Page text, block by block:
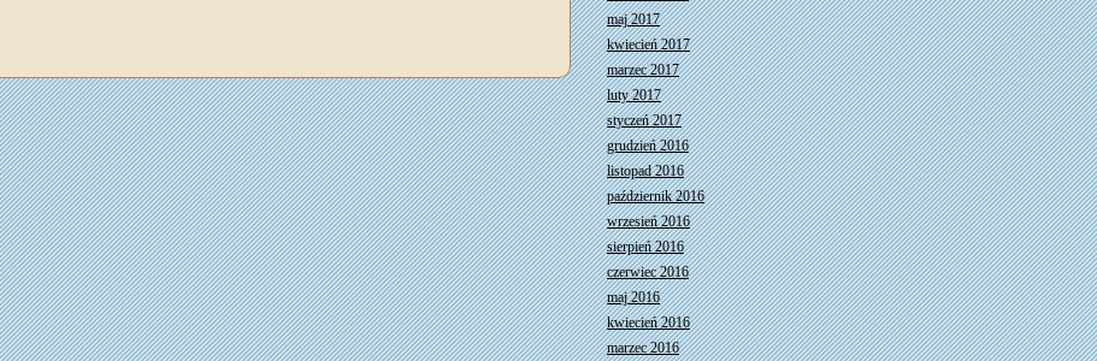
maj 2017
kwiecień 2017
marzec 2017
luty 2017
styczeń 2017
grudzień 2016
listopad 2016
październik 2016
wrzesień 2016
sierpień 2016
czerwiec 2016
maj 2016
kwiecień 2016
marzec 2016